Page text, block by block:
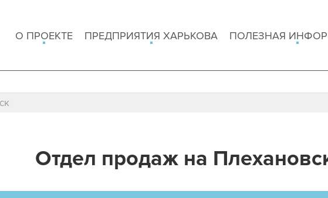
О ПРОЕКТЕ ПРЕДПРИЯТИЯ ХАРЬКОВА ПОЛЕЗНАЯ
Отдел продаж на